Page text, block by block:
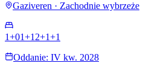
Gaziveren · Zachodnie wybrzeże
1+01+1 2+1+1
Oddanie: IV kw. 2028